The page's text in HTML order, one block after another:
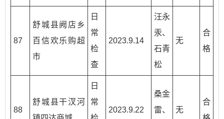
87
舒城县阙店乡
百信欢乐购超
市
日
常
检
查
2023.9.14
汪永
汞、
石青
松
无
合
格
88
舒城县干汊河
日
常
2023.9.22
桑金
雷、
无
合